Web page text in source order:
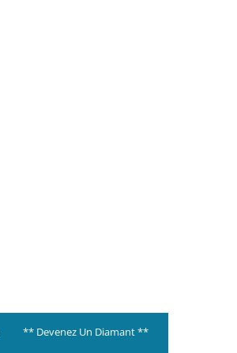
** Devenez Un Diamant **